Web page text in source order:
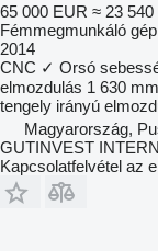
65 000 EUR ≈ 23 540
Fémmegmunkáló
2014
CNC ✓ Orsó
elmozdulás 1 630 mm
tengely irányú
Magyarország,
GUTINVEST
Kapcsolatfelvétel az